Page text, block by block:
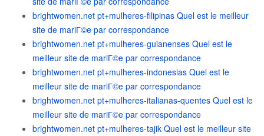
brightwomen.net pt+mulheres-filipinas Quel est le meilleur
site de mariГ©e par correspondance
brightwomen.net pt+mulheres-guianenses Quel est le
meilleur site de mariГ©e par correspondance
brightwomen.net pt+mulheres-indonesias Quel est le
meilleur site de mariГ©e par correspondance
brightwomen.net pt+mulheres-italianas-quentes Quel est le
meilleur site de mariГ©e par correspondance
brightwomen.net pt+mulheres-tajik Quel est le meilleur site